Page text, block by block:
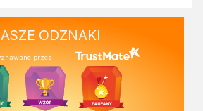
ODZNAKI
przez